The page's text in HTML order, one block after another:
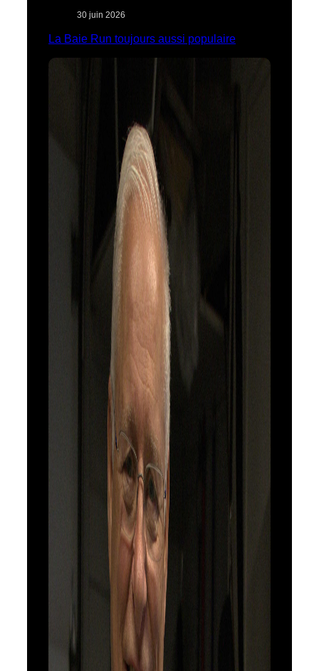
30 juin 2026
La Baie Run toujours aussi populaire